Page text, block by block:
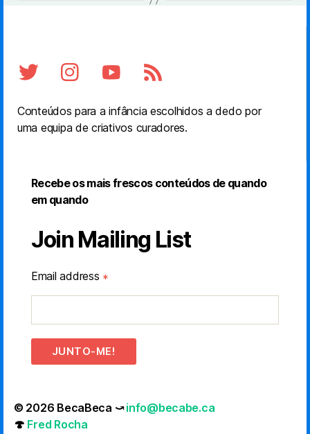
Conteúdos para a infância escolhidos a dedo por
uma equipa de criativos curadores.
Recebe os mais frescos conteúdos de quando
em quando
Join Mailing List
Email address *
JUNTO-ME!
© 2026 BecaBeca ⤻info@becabe.ca
🍄 Fred Rocha